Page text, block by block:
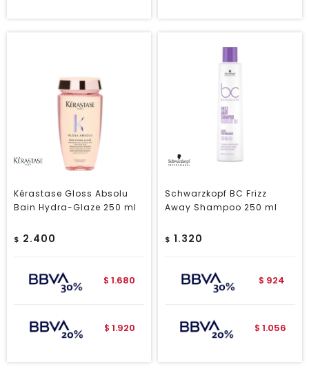
Kérastase Gloss Absolu
Bain Hydra-Glaze 250 ml
$ 2.400
$ 1.680
$ 1.920
Schwarzkopf BC Frizz
Away Shampoo 250 ml
$ 1.320
$ 924
$ 1.056